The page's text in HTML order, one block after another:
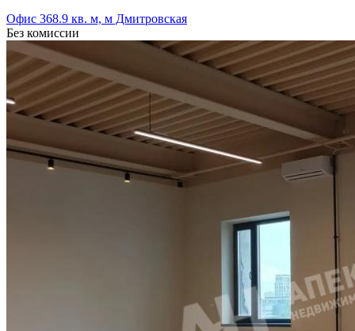
Офис 368.9 кв. м, м Дмитровская
Без комиссии